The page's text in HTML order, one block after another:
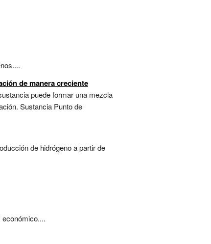
de manera creciente
puede formar una mezcla
Sustancia Punto de
de hidrógeno a partir de